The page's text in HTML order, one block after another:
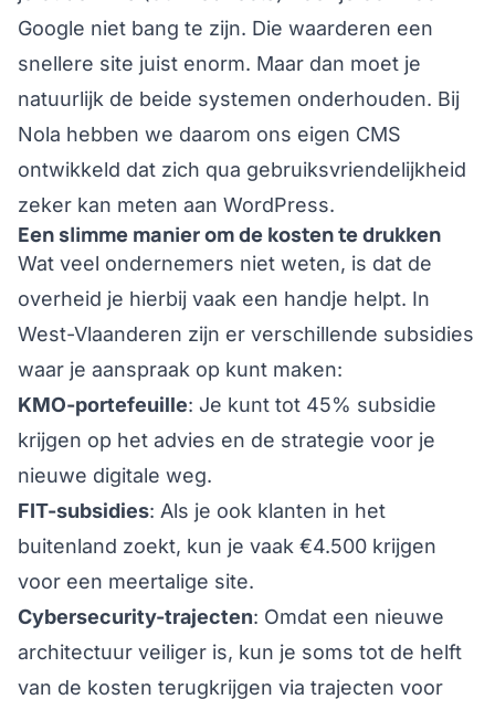
Google niet bang te zijn. Die waarderen een
snellere site juist enorm. Maar dan moet je
natuurlijk de beide systemen onderhouden. Bij
Nola hebben we daarom ons eigen CMS
ontwikkeld dat zich qua gebruiksvriendelijkheid
zeker kan meten aan WordPress.
Een slimme manier om de kosten te drukken
Wat veel ondernemers niet weten, is dat de
overheid je hierbij vaak een handje helpt. In
West-Vlaanderen zijn er verschillende subsidies
waar je aanspraak op kunt maken:
KMO-portefeuille: Je kunt tot 45% subsidie
krijgen op het advies en de strategie voor je
nieuwe digitale weg.
FIT-subsidies: Als je ook klanten in het
buitenland zoekt, kun je vaak €4.500 krijgen
voor een meertalige site.
Cybersecurity-trajecten: Omdat een nieuwe
architectuur veiliger is, kun je soms tot de helft
van de kosten terugkrijgen via trajecten voor